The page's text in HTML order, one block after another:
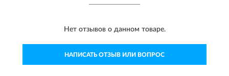
Нет отзывов о данном товаре.
НАПИСАТЬ ОТЗЫВ ИЛИ ВОПРОС